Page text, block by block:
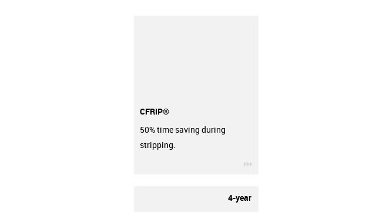
CFRIP®
50% time saving during
stripping.
4-year